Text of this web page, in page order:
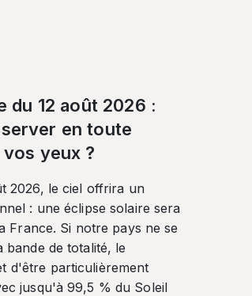
du 12 août 2026 :
en toute
yeux ?
2026, le ciel offrira un
: une éclipse solaire sera
France. Si notre pays ne se
de totalité, le
d'être particulièrement
jusqu'à 99,5 % du Soleil